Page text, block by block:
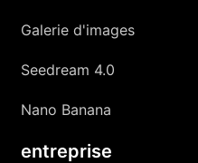
Galerie d'images
Seedream 4.0
Nano Banana
entreprise